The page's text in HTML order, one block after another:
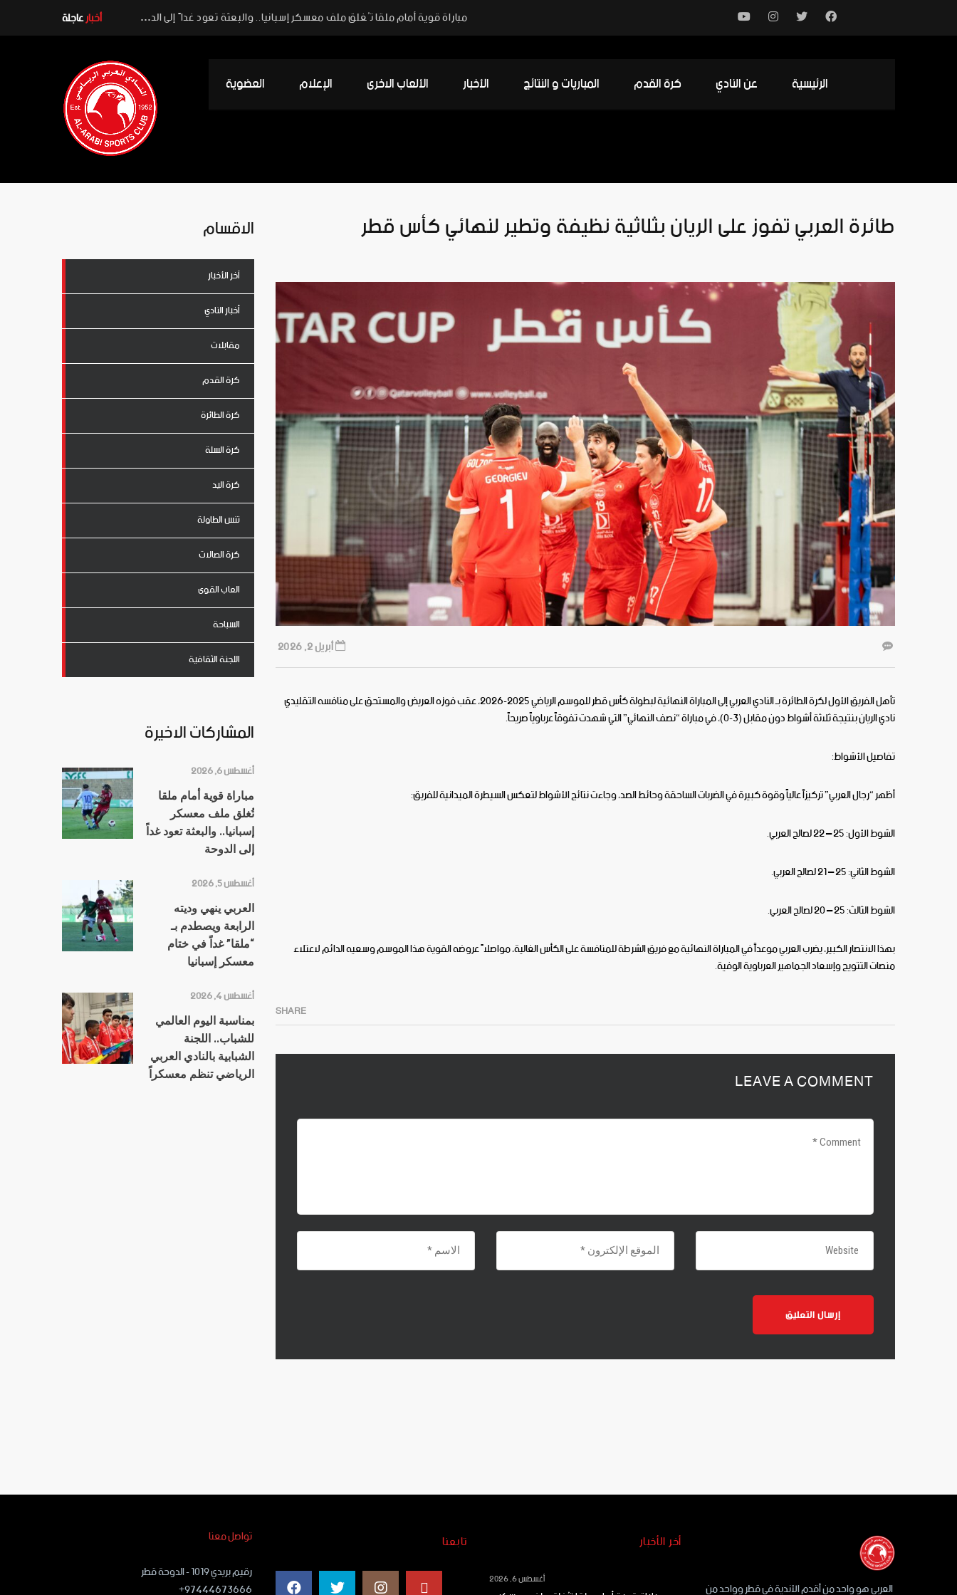
أخبارعاجلة
الرئيسية عن النادي كرة القدم المباريات و النتائج الأخبار الألعاب الاخرى الإعلام العضوية
طائرة العربي تفوز على الريان بثلاثية نظيفة وتطير لنهائي كأس قطر
أبريل 2, 2026
تأهل الفريق الأول لكرة الطائرة بـ النادي العربي إلى المباراة النهائية لبطولة كأس قطر للموسم الرياضي 2025-2026، عقب فوزه العريض والمستحق على منافسه التقليدي
نادي الريان بنتيجة ثلاثة أشواط دون مقابل (3-0)، في مباراة “نصف النهائي” التي شهدت تفوقاً عرباوياً صريحاً.
تفاصيل الأشواط:
أظهر “رجال العربي” تركيزاً عالياً وقوة كبيرة في الضربات الساحقة وحائط الصد، وجاءت نتائج الأشواط لتعكس السيطرة الميدانية للفريق:
الشوط الأول: 25 – 22 لصالح العربي.
الشوط الثاني: 25 – 21 لصالح العربي.
الشوط الثالث: 25 – 20 لصالح العربي.
بهذا الانتصار الكبير، يضرب العربي موعداً في المباراة النهائية مع فريق الشرطة للمنافسة على الكأس الغالية، مواصلاً عروضه القوية هذا الموسم وسعيه الدائم لاعتلاء
منصات التتويج وإسعاد الجماهير العرباوية الوفية.
SHARE
LEAVE A COMMENT
الاقسام
آخر الأخبار
أخبار النادي
مقابلات
كرة القدم
كرة الطائرة
كرة السلة
كرة اليد
تنس الطاولة
كرة الصالات
العاب القوى
السباحة
اللجنة الثقافية
المشاركات الاخيرة
أغسطس 6, 2026
مباراة قوية أمام ملقا
تُغلق ملف معسكر
إسبانيا.. والبعثة تعود غداً
إلى الدوحة
أغسطس 5, 2026
العربي ينهي وديته
الرابعة ويصطدم بـ
“ملقا” غداً في ختام
معسكر إسبانيا
أغسطس 4, 2026
بمناسبة اليوم العالمي
للشباب.. اللجنة
الشبابية بالنادي العربي
الرياضي تنظم معسكراً
تواصل معنا
رقيم بريدي ١٠١٩ - الدوحة قطر
تابعنا أخر الأخبار
أغسطس 6, 2026 العربي هو واحد من أقدم الأندية في قطر وواحد من